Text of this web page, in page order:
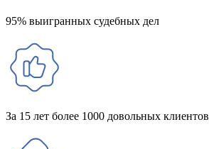
95% выигранных судебных дел
За 15 лет более 1000 довольных клиентов